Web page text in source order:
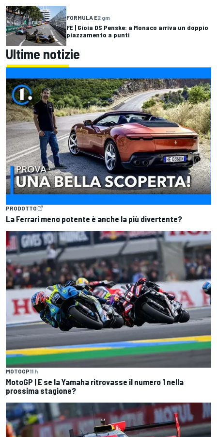
FORMULA E2 gm
FE | Gioia DS Penske: a Monaco arriva un doppio
piazzamento a punti
Ultime notizie
PRODOTTO
La Ferrari meno potente è anche la più divertente?
MOTOGP11 h
MotoGP | E se la Yamaha ritrovasse il numero 1 nella
prossima stagione?